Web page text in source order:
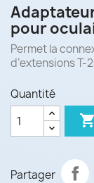
pour
Permet la
d’extensions
Quantité

Partager